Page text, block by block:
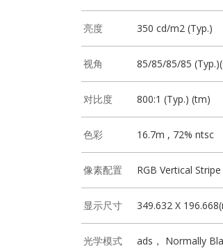
亮度 350 cd/m2 (Typ.)
视角 85/85/85/85
对比度 800:1 (Typ.) (tm)
色彩 16.7m , 72% ntsc
像素配置 RGB Vertical Stripe
显示尺寸 349.632 X
光学模式 ads， Normally